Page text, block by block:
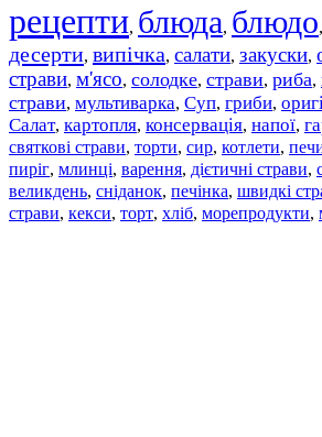
рецепти, блюда, блюдо,
десерти, випічка, салати, закуски,
страви, м'ясо, солодке, страви, риба,
страви, мультиварка, Суп, гриби,
Салат, картопля, консервація, напої,
святкові страви, торти, сир, котлети,
пиріг, млинці, варення, дієтичні страви,
великдень, сніданок, печінка, швидкі
страви, кекси, торт, хліб, морепродукти,